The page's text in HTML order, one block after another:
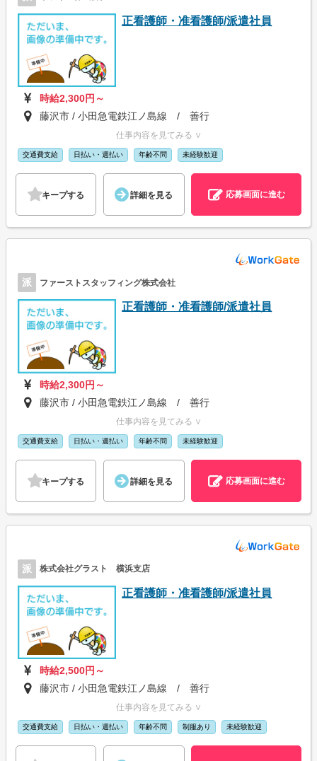
正看護師・准看護師/派遣社員
時給2,300円～
藤沢市 / 小田急電鉄江ノ島線 / 善行
仕事内容を見てみる ∨
交通費支給 日払い・週払い 年齢不問 未経験歓迎
キープする 詳細を見る 応募画面に進む
派 ファーストスタッフィング株式会社
正看護師・准看護師/派遣社員
時給2,300円～
藤沢市 / 小田急電鉄江ノ島線 / 善行
仕事内容を見てみる ∨
交通費支給 日払い・週払い 年齢不問 未経験歓迎
キープする 詳細を見る 応募画面に進む
派 株式会社グラスト 横浜支店
正看護師・准看護師/派遣社員
時給2,500円～
藤沢市 / 小田急電鉄江ノ島線 / 善行
仕事内容を見てみる ∨
交通費支給 日払い・週払い 年齢不問 制服あり 未経験歓迎